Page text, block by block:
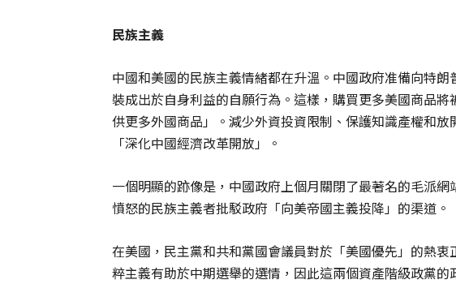
民族主義
中國和美國的民族主義情緒都在升溫。中國政府准備向特
裝成出於自身利益的自願行為。這樣，購買更多美國商品
供更多外國商品」。減少外資投資限制、保護知識產權和
「深化中國經濟改革開放」。
一個明顯的跡像是，中國政府上個月關閉了最著名的毛派
憤怒的民族主義者批駁政府「向美帝國主義投降」的渠道。
在美國，民主黨和共和黨國會議員對於「美國優先」的熱
粹主義有助於中期選舉的選情，因此這兩個資產階級政黨